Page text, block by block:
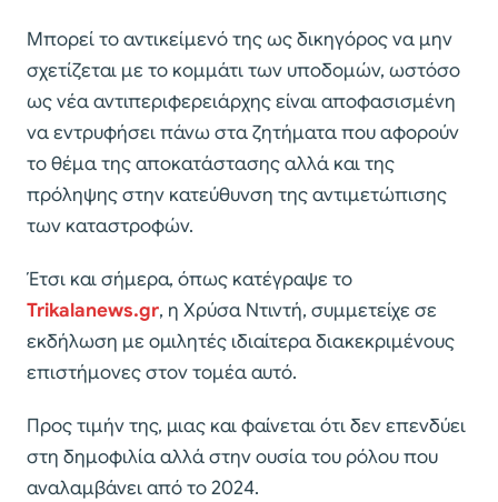
Μπορεί το αντικείμενό της ως δικηγόρος να μην
σχετίζεται με το κομμάτι των υποδομών, ωστόσο
ως νέα αντιπεριφερειάρχης είναι αποφασισμένη
να εντρυφήσει πάνω στα ζητήματα που αφορούν
το θέμα της αποκατάστασης αλλά και της
πρόληψης στην κατεύθυνση της αντιμετώπισης
των καταστροφών.
Έτσι και σήμερα, όπως κατέγραψε το
Trikalanews.gr, η Χρύσα Ντιντή, συμμετείχε σε
εκδήλωση με ομιλητές ιδιαίτερα διακεκριμένους
επιστήμονες στον τομέα αυτό.
Προς τιμήν της, μιας και φαίνεται ότι δεν επενδύει
στη δημοφιλία αλλά στην ουσία του ρόλου που
αναλαμβάνει από το 2024.